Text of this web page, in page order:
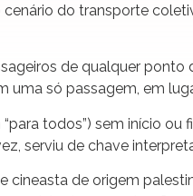
cenário do transporte
de qualquer
uma só passagem, em
todos”) sem início
serviu de chave
cineasta de origem